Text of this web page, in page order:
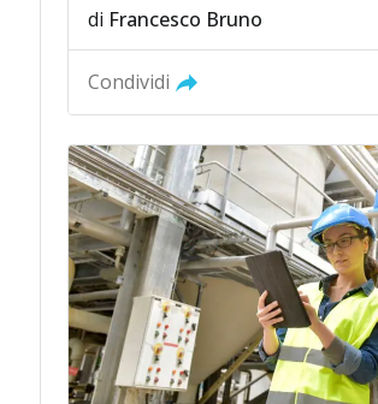
di Francesco Bruno
Condividi